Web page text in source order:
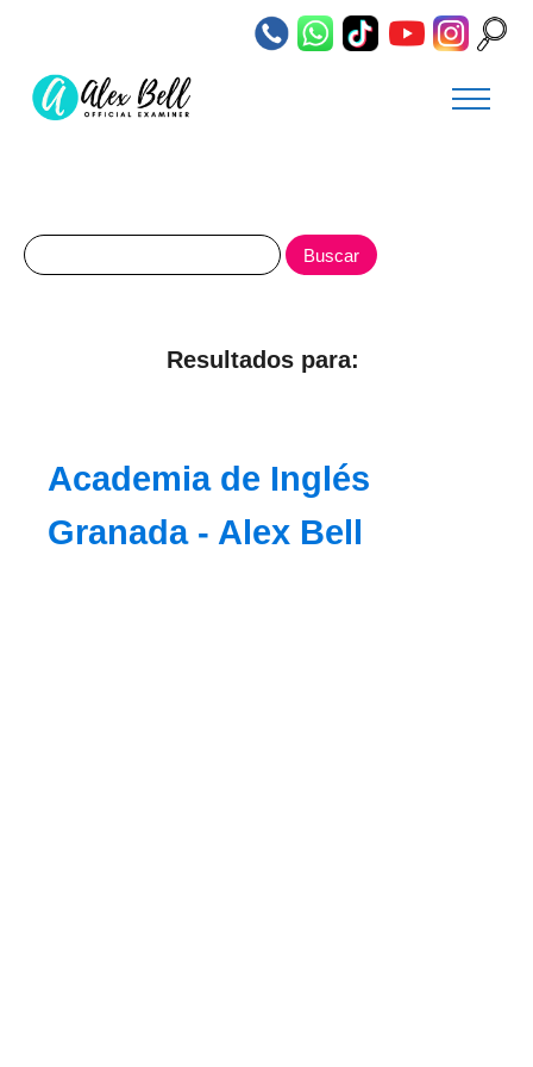
Resultados para:
Academia de Inglés
Granada - Alex Bell